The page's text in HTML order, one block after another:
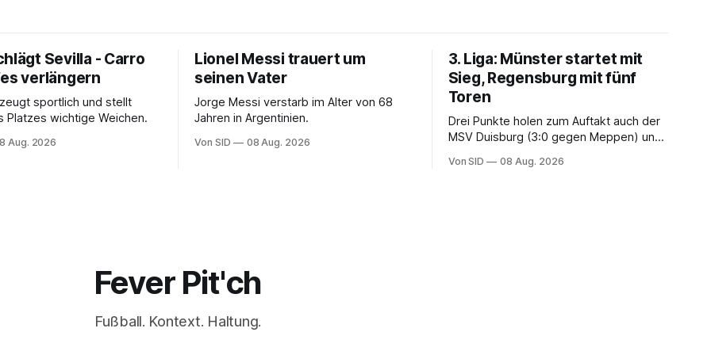
Sevilla - Carro
verlängern
sportlich und stellt
Platzes wichtige Weichen.
Aug. 2026
Lionel Messi trauert um
seinen Vater
Jorge Messi verstarb im Alter von 68
Jahren in Argentinien.
Von SID 08 Aug. 2026
3. Liga: Münster startet mit
Sieg, Regensburg mit fünf
Toren
Drei Punkte holen zum Auftakt auch der
MSV Duisburg (3:0 gegen Meppen) und
Von SID 08 Aug. 2026
Fever Pit'ch
Fußball. Kontext. Haltung.